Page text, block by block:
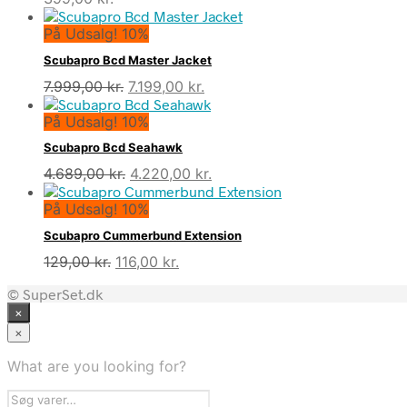
På Udsalg! 10%
Scubapro Bcd Master Jacket
7.999,00kr. Den
oprindelige
pris
var:
7.999,00 kr..
7.199,00 kr.
aktuelle
På Udsalg! 10%
Scubapro Bcd Seahawk
4.689,00kr. Den
oprindelige
pris
var:
4.689,00 kr..
4.220,00 kr.
aktuelle
er:
4.220,00 kr..
På Udsalg! 10%
Scubapro Cummerbund Extension
129,00kr. Den
116,00 kr.
© SuperSet.dk
×
×
What are you looking for?